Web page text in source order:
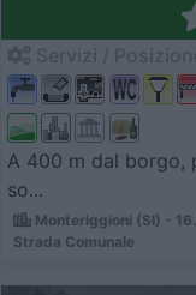
A 400 m dal borgo,
so...
Monteriggioni (SI) -
Strada Comunale